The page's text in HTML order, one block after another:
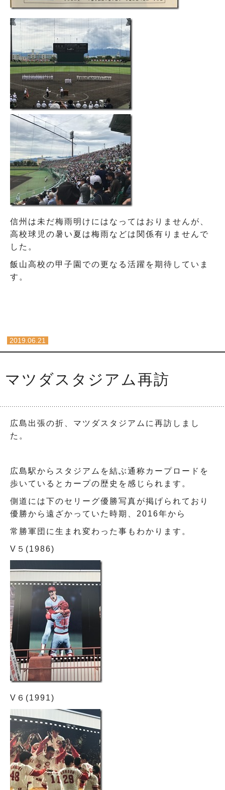
信州は未だ梅雨明けにはなってはおりませんが、
高校球児の暑い夏は梅雨などは関係有りませんで
した。
飯山高校の甲子園での更なる活躍を期待していま
す。
2019.06.21
マツダスタジアム再訪
広島出張の折、マツダスタジアムに再訪しまし
た。
広島駅からスタジアムを結ぶ通称カープロードを
歩いているとカープの歴史を感じられます。
側道には下のセリーグ優勝写真が掲げられており
優勝から遠ざかっていた時期、2016年から
常勝軍団に生まれ変わった事もわかります。
V５(1986)
V６(1991)